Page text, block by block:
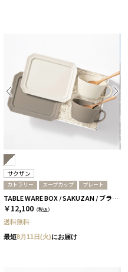
サクザン
カトラリー スープカップ プレート
TABLE WARE BOX / SAKUZAN / ブラウン＆ホワイト
￥12,100 （税込）
送料無料
最短8月11日(火)にお届け